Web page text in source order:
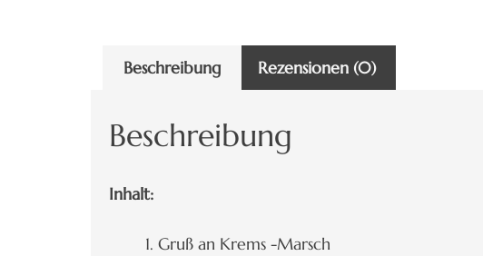
Beschreibung Rezensionen (0)
Beschreibung
Inhalt:
Gruß an Krems -Marsch